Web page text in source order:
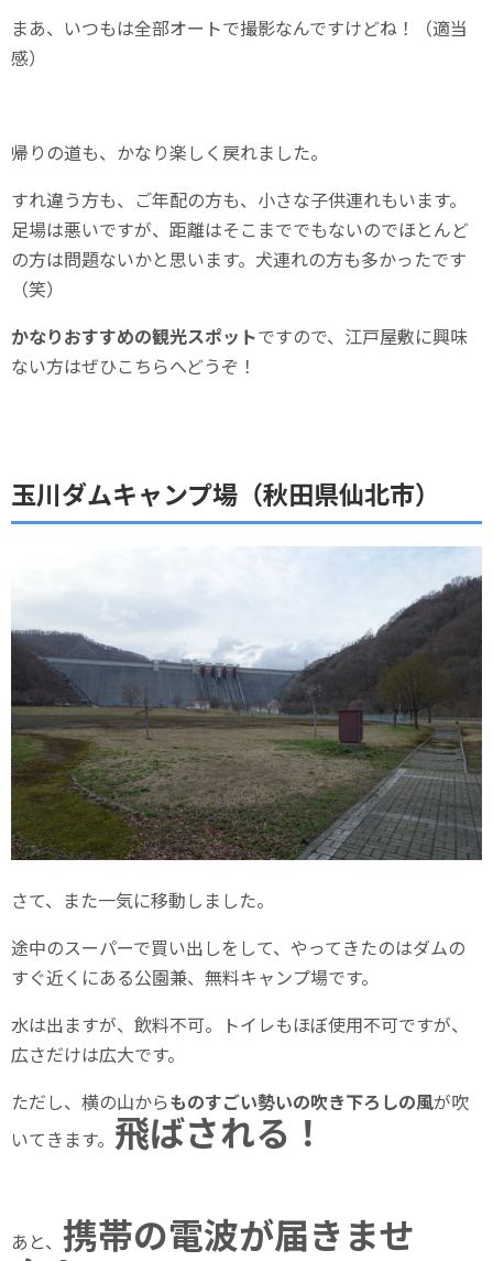
まあ、いつもは全部オートで撮影なんですけどね！（適当
感）
帰りの道も、かなり楽しく戻れました。
すれ違う方も、ご年配の方も、小さな子供連れもいます。
足場は悪いですが、距離はそこまででもないのでほとんど
の方は問題ないかと思います。犬連れの方も多かったです
（笑）
かなりおすすめの観光スポットですので、江戸屋敷に興味
ない方はぜひこちらへどうぞ！
玉川ダムキャンプ場（秋田県仙北市）
さて、また一気に移動しました。
途中のスーパーで買い出しをして、やってきたのはダムの
すぐ近くにある公園兼、無料キャンプ場です。
水は出ますが、飲料不可。トイレもほぼ使用不可ですが、
広さだけは広大です。
ただし、横の山からものすごい勢いの吹き下ろしの風が吹
いてきます。 飛ばされる！
あと、 携帯の電波が届きませ